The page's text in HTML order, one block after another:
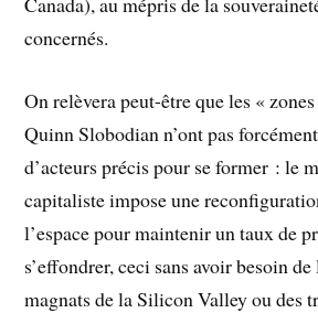
concernés.
On relèvera peut-être que les «
Quinn Slobodian n’ont pas
d’acteurs précis pour se former : le
capitaliste impose une
l’espace pour maintenir un taux de
s’effondrer, ceci sans avoir besoin
magnats de la Silicon Valley ou des